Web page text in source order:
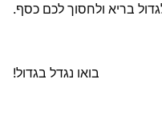
בריא ולחסוך לכם כסף.
בואו נגדל בגדול!